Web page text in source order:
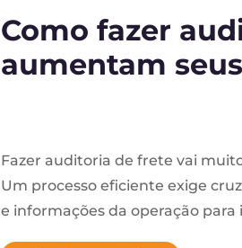
Como fazer
aumentam
Fazer auditoria de frete vai
Um processo eficiente exige
e informações da operação